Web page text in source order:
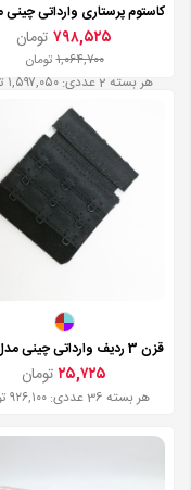
۷۹۸,۵۲۵ تومان
۱,۰۶۴,۷۰۰تومان
هر بسته 2 عددی: ۱,۵۹۷,۰۵۰ تومان
قزن 3 ردیف وارداتی چینی مدل 1003
۲۵,۷۲۵تومان
هر بسته 36 عددی: ۹۲۶,۱۰۰ تومان